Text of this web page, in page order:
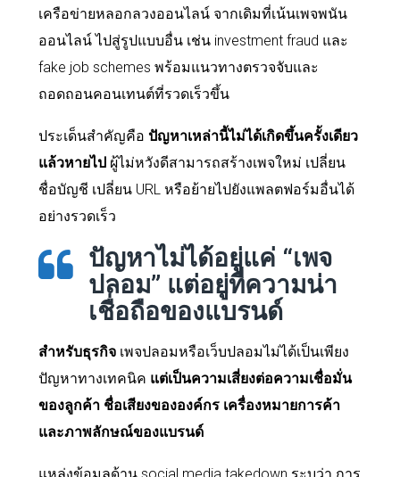
เครือข่ายหลอกลวงออนไลน์ จากเดิมที่เน้นเพจพนัน
ออนไลน์ ไปสู่รูปแบบอื่น เช่น investment fraud และ
fake job schemes พร้อมแนวทางตรวจจับและ
ถอดถอนคอนเทนต์ที่รวดเร็วขึ้น
ประเด็นสำคัญคือ ปัญหาเหล่านี้ไม่ได้เกิดขึ้นครั้งเดียว
แล้วหายไป ผู้ไม่หวังดีสามารถสร้างเพจใหม่ เปลี่ยน
ชื่อบัญชี เปลี่ยน URL หรือย้ายไปยังแพลตฟอร์มอื่นได้
อย่างรวดเร็ว
ปัญหาไม่ได้อยู่แค่ “เพจ
ปลอม” แต่อยู่ที่ความน่า
เชื่อถือของแบรนด์
สำหรับธุรกิจเพจปลอมหรือเว็บปลอมไม่ได้เป็นเพียง
ปัญหาทางเทคนิค แต่เป็นความเสี่ยงต่อความเชื่อมั่น
ของลูกค้า ชื่อเสียงขององค์กร เครื่องหมายการค้า
และภาพลักษณ์ของแบรนด์